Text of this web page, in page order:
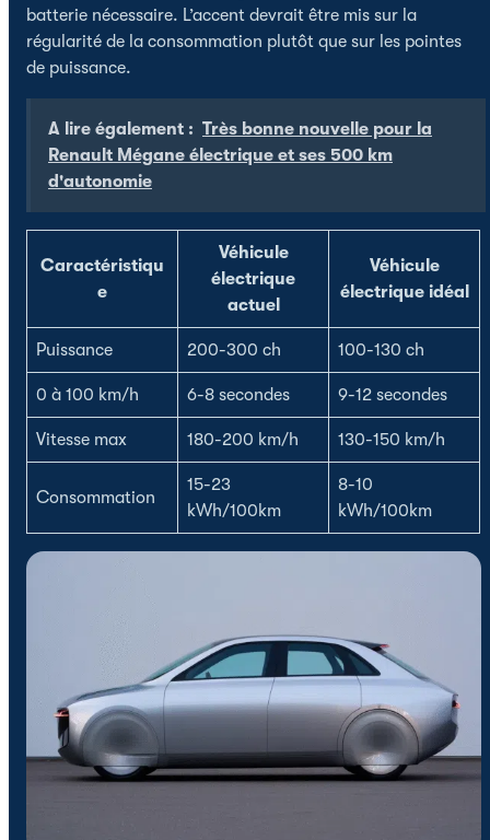
batterie nécessaire. L’accent devrait être mis sur la
régularité de la consommation plutôt que sur les pointes
de puissance.
A lire également : Très bonne nouvelle pour la
Renault Mégane électrique et ses 500 km
d'autonomie
Caractéristiqu
e
Véhicule
électrique
actuel
Véhicule
électrique idéal
Puissance 200-300 ch 100-130 ch
0 à 100 km/h 6-8 secondes 9-12 secondes
Vitesse max 180-200 km/h 130-150 km/h
Consommation
15-23
kWh/100km
8-10
kWh/100km